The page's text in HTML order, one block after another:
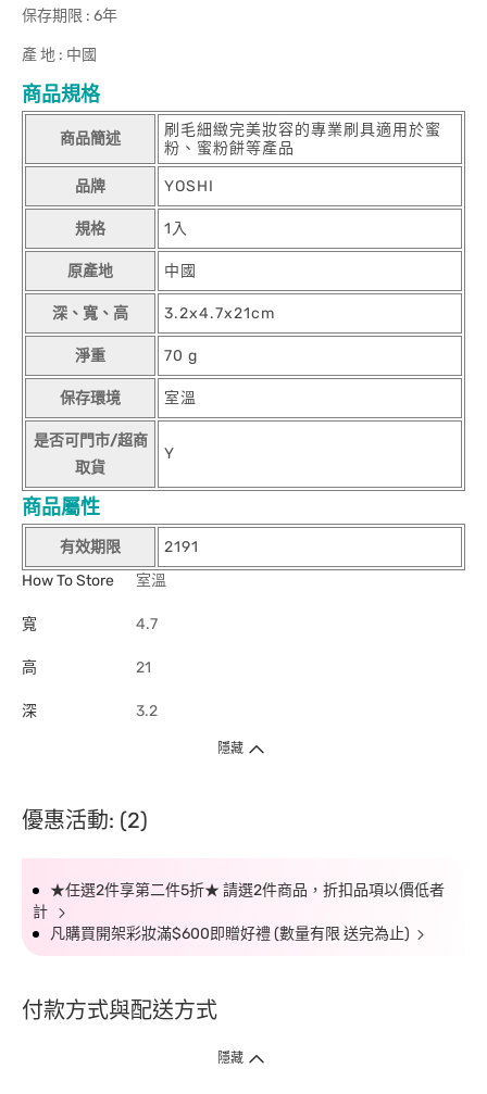
保存期限 : 6年
產 地 : 中國
商品規格
商品簡述
刷毛細緻完美妝容的專業刷具適用於蜜
粉、蜜粉餅等產品
品牌 YOSHI
規格 1入
原產地 中國
深、寬、高 3.2x4.7x21cm
淨重 70 g
保存環境 室溫
是否可門市/超商
取貨
Y
商品屬性
有效期限
2191
How To Store
室溫
寬 4.7
高 21
深 3.2
隱藏
優惠活動: (2)
★任選2件享第二件5折★ 請選2件商品，折扣品項以價低者
計
凡購買開架彩妝滿$600即贈好禮 (數量有限 送完為止)
付款方式與配送方式
隱藏